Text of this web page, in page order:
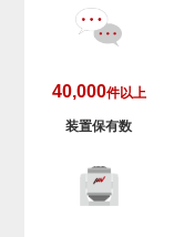
40,000件以上
装置保有数